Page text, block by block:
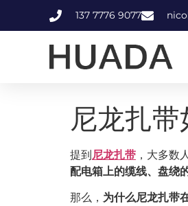
137 7776 9077
尼龙扎
提到尼龙扎带 ，大多数
配电箱上的缆线、盘绕
那么， 为什么尼龙扎带